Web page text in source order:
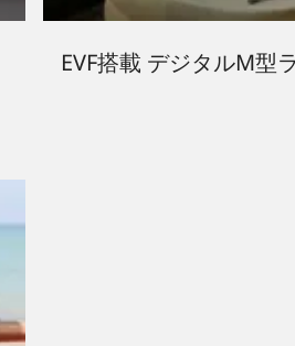
EVF搭載 デジタルM型